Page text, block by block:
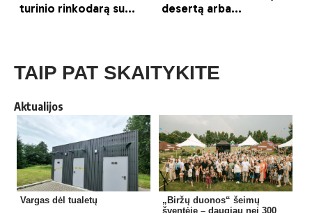
TAIP PAT SKAITYKITE
Aktualijos
Vargas dėl tualetų
„Biržų duonos“ šeimų
šventėje – daugiau nei 300